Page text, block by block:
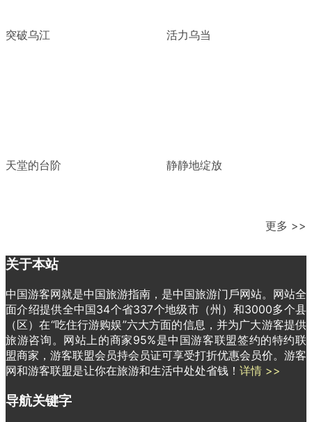
突破乌江 活力乌当
天堂的台阶 静静地绽放
更多 >>
关于本站
中国游客网就是中国旅游指南，是中国旅游门戶网站。网站全
面介绍提供全中国34个省337个地级市（州）和3000多个县
（区）在“吃住行游购娱”六大方面的信息，并为广大游客提供
旅游咨询。网站上的商家95%是中国游客联盟签约的特约联
盟商家，游客联盟会员持会员证可享受打折优惠会员价。游客
网和游客联盟是让你在旅游和生活中处处省钱！ 详情 >>
导航关键字